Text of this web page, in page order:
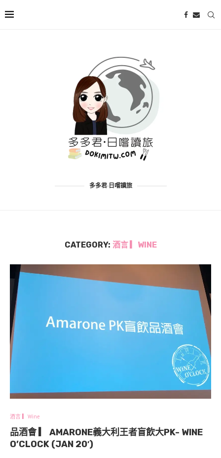
多多君·日嚐讀旅
CATEGORY: 酒言 ▎WINE
酒言 ▎Wine
品酒會 ▎ AMARONE義大利王者盲飲大PK- WINE
O’CLOCK (JAN 20′)